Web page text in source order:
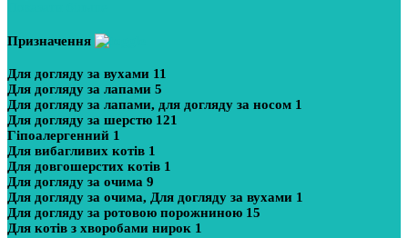
Призначення
Для догляду за вухами 11
Для догляду за лапами 5
Для догляду за лапами, для догляду за носом 1
Для догляду за шерстю 121
Гіпоалергенний 1
Для вибагливих котів 1
Для довгошерстих котів 1
Для догляду за очима 9
Для догляду за очима, Для догляду за вухами 1
Для догляду за ротовою порожниною 15
Для котів з хворобами нирок 1